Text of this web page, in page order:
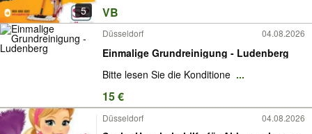
5 VB
Düsseldorf 04.08.2026
Einmalige Grundreinigung - Ludenberg
Bitte lesen Sie die Konditione ...
15 €
Düsseldorf 04.08.2026